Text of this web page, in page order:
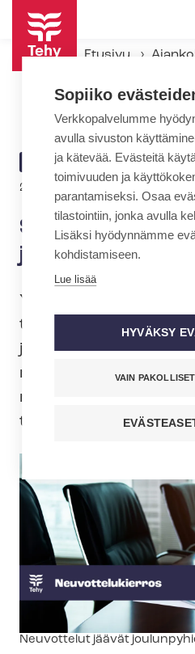
Hyppää
pääsisältöön
Etusivu
ARTIKKELIN
KATEGORIA
AJANKOHTAISTA
22.12.2025 | 18:58
SOSTES-​
joulun jälkeen
Yksityistä
jatkuneet
maanantaina
neuvottelut ovat
työehtosopimuksen
Kuvateksti
Neuvottelut jäävät
Sopiiko
Verkkopalvelumme
avulla sivuston
ja kätevää. Evästeitä
toimivuuden ja
parantamiseksi. Osaa
tilastointiin, jonka avulla
Lisäksi hyödynnämme
kohdistamiseen.
Lue lisää
HYVÄKSY
VAIN